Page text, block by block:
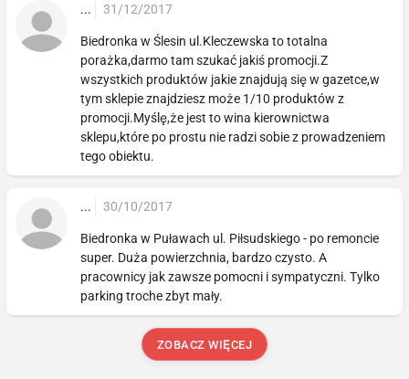
... 31/12/2017
Biedronka w Ślesin ul.Kleczewska to totalna
porażka,darmo tam szukać jakiś promocji.Z
wszystkich produktów jakie znajdują się w gazetce,w
tym sklepie znajdziesz może 1/10 produktów z
promocji.Myślę,że jest to wina kierownictwa
sklepu,które po prostu nie radzi sobie z prowadzeniem
tego obiektu.
... 30/10/2017
Biedronka w Puławach ul. Piłsudskiego - po remoncie
super. Duża powierzchnia, bardzo czysto. A
pracownicy jak zawsze pomocni i sympatyczni. Tylko
parking troche zbyt mały.
ZOBACZ WIĘCEJ